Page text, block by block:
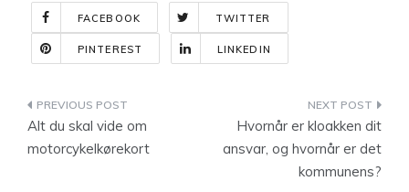
FACEBOOK TWITTER
PINTEREST LINKEDIN
Indlægsnavigation
Alt du skal vide om
motorcykelkørekort
Hvornår er kloakken dit
ansvar, og hvornår er det
kommunens?